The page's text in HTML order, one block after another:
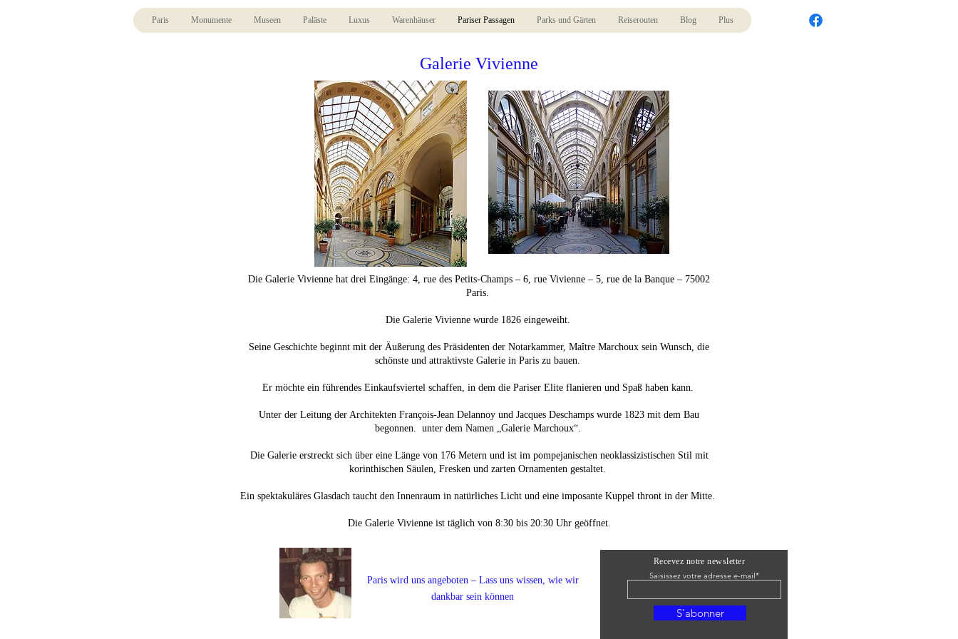
Paris Monumente Museen Paläste Luxus Warenhäuser Pariser Passagen Parks und Gärten Reiserouten Blog Plus
Galerie Vivienne
Die Galerie Vivienne hat drei Eingänge: 4, rue des Petits-Champs – 6, rue Vivienne – 5, rue de la Banque – 75002
Paris. ​
Die Galerie Vivienne wurde 1826 eingeweiht. ​
Seine Geschichte beginnt mit der Äußerung des Präsidenten der Notarkammer, Maître Marchoux sein Wunsch, die
schönste und attraktivste Galerie in Paris zu bauen. ​
Er möchte ein führendes Einkaufsviertel schaffen, in dem die Pariser Elite flanieren und Spaß haben kann. ​
Unter der Leitung der Architekten François-Jean Delannoy und Jacques Deschamps wurde 1823 mit dem Bau
begonnen. unter dem Namen „Galerie Marchoux“. ​
Die Galerie erstreckt sich über eine Länge von 176 Metern und ist im pompejanischen neoklassizistischen Stil mit
korinthischen Säulen, Fresken und zarten Ornamenten gestaltet. ​
Ein spektakuläres Glasdach taucht den Innenraum in natürliches Licht und eine imposante Kuppel thront in der Mitte. ​
Die Galerie Vivienne ist täglich von 8:30 bis 20:30 Uhr geöffnet.
Paris wird uns angeboten – Lass uns wissen, wie wir
dankbar sein können
Recevez notre newsletter
Saisissez votre adresse e-mail*
S'abonner